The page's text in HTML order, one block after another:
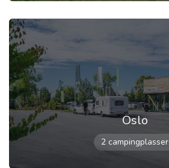
Oslo
2 campingplasser